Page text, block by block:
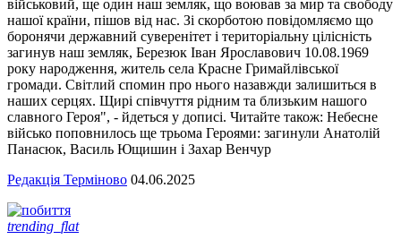
військовий, ще один наш земляк, що воював за мир та свободу
нашої країни, пішов від нас. Зі скорботою повідомляємо що
боронячи державний суверенітет і територіальну цілісність
загинув наш земляк, Березюк Іван Ярославович 10.08.1969
року народження, житель села Красне Гримайлівської
громади. Світлий спомин про нього назавжди залишиться в
наших серцях. Щирі співчуття рідним та близьким нашого
славного Героя", - йдеться у дописі. Читайте також: Небесне
військо поповнилось ще трьома Героями: загинули Анатолій
Панасюк, Василь Ющишин і Захар Венчур
Редакція Терміново 04.06.2025
trending_flat